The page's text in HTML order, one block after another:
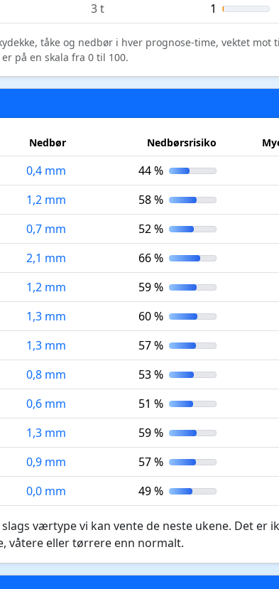
3 t 1
tåke og nedbør i hver prognose-time, vektet mot
på en skala fra 0 til 100.
Nedbør Nedbørsrisiko
0,4 mm 44 %
1,2 mm 58 %
0,7 mm 52 %
2,1 mm 66 %
1,2 mm 59 %
1,3 mm 60 %
1,3 mm 57 %
0,8 mm 53 %
0,6 mm 51 %
1,3 mm 59 %
0,9 mm 57 %
0,0 mm 49 %
værtype vi kan vente de neste ukene. Det er
våtere eller tørrere enn normalt.